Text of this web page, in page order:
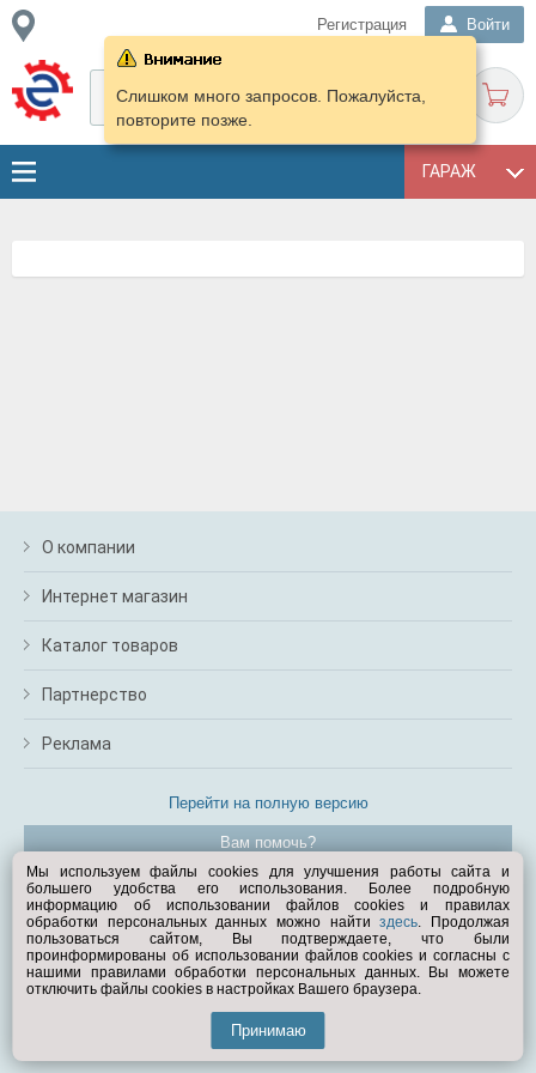
Регистрация Войти
ГАРАЖ
Слишком много запросов. Пожалуйста,
повторите позже.
О компании
Интернет магазин
Каталог товаров
Партнерство
Реклама
Перейти на полную версию
Вам помочь?
© Exist.ru 1998—2026
Мы используем файлы cookies для улучшения работы сайта и
большего удобства его использования. Более подробную
информацию об использовании файлов cookies и правилах
обработки персональных данных можно найтиздесь. Продолжая
пользоваться сайтом, Вы подтверждаете, что были
проинформированы об использовании файлов cookies и согласны с
нашими правилами обработки персональных данных. Вы можете
отключить файлы cookies в настройках Вашего браузера.
Принимаю